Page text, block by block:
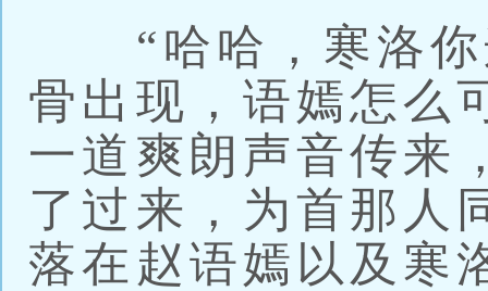
“哈哈，寒洛你
骨出现，语嫣怎么
一道爽朗声音传来
了过来，为首那人
落在赵语嫣以及寒